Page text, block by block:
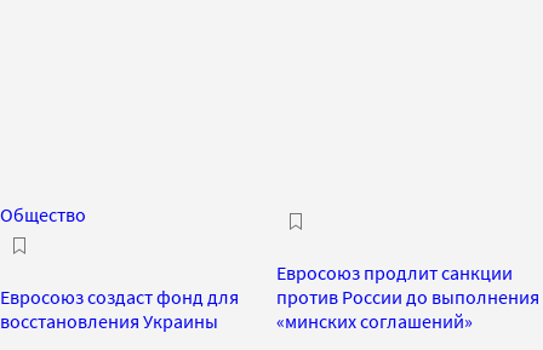
Общество
Евросоюз создаст фонд для
восстановления Украины
Евросоюз продлит санкции
против России до выполнения
«минских соглашений»